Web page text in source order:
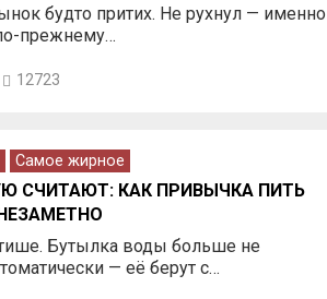
будто притих. Не рухнул — именно
прежнему…
12723
Самое жирное
СЧИТАЮТ: КАК ПРИВЫЧКА ПИТЬ
Бутылка воды больше не
— её берут с…